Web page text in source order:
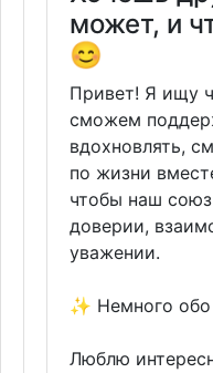
может, и
😊
Привет! Я ищу
сможем
вдохновлять,
по жизни
чтобы наш
доверии,
уважении.
✨ Немного
Люблю